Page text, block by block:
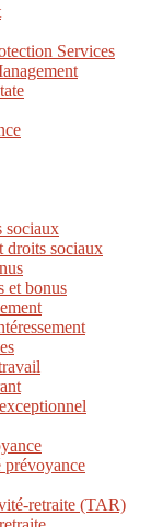
Services
sociaux
droits sociaux
et bonus
prévoyance
retraite (TAR)